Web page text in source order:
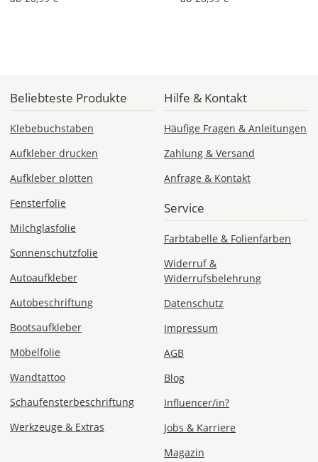
Beliebteste Produkte
Klebebuchstaben
Aufkleber drucken
Aufkleber plotten
Fensterfolie
Milchglasfolie
Sonnenschutzfolie
Autoaufkleber
Autobeschriftung
Bootsaufkleber
Möbelfolie
Wandtattoo
Schaufensterbeschriftung
Werkzeuge & Extras
Hilfe & Kontakt
Häufige Fragen & Anleitungen
Zahlung & Versand
Anfrage & Kontakt
Service
Farbtabelle & Folienfarben
Widerruf &
Widerrufsbelehrung
Datenschutz
Impressum
AGB
Blog
Influencer/in?
Jobs & Karriere
Magazin